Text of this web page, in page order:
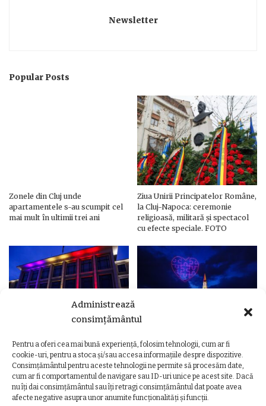
Administrează
consimțământul
Pentru a oferi cea mai bună experiență, folosim tehnologii, cum ar fi
cookie-uri, pentru a stoca și/sau accesa informațiile despre dispozitive.
Consimțământul pentru aceste tehnologii ne permite să procesăm date,
cum ar fi comportamentul de navigare sau ID-uri unice pe acest site. Dacă
nu îți dai consimțământul sau îți retragi consimțământul dat poate avea
afecte negative asupra unor anumite funcționalități și funcții.
Newsletter
Popular Posts
Zonele din Cluj unde
apartamentele s-au scumpit cel
mai mult în ultimii trei ani
Ziua Unirii Principatelor Române,
la Cluj-Napoca: ceremonie
religioasă, militară și spectacol
cu efecte speciale. FOTO
Ziua Unirii Principatelor Române
– Clădiri și poduri din Cluj,
iluminate în culorile drapelului
Ziua Unirii la Cluj-Napoca.
Programul complet al
evenimentelor